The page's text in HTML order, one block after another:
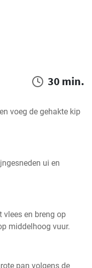
30 min.
voeg de gehakte kip
ui en
vlees en breng op
middelhoog vuur.
pan volgens de